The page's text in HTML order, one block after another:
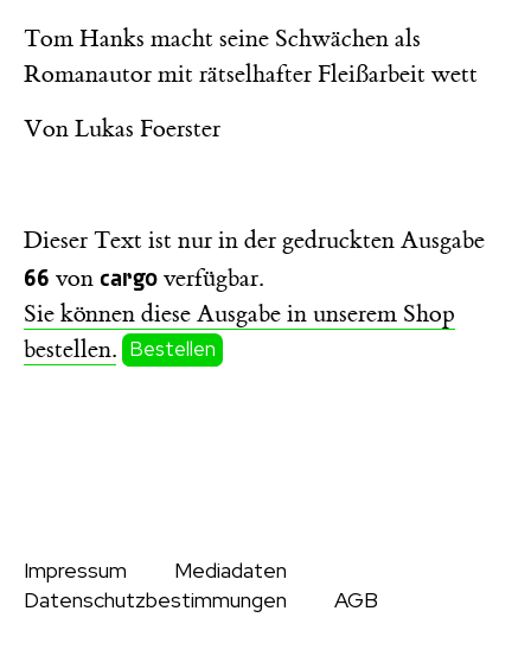
Tom Hanks macht seine Schwächen als
Romanautor mit rätselhafter Fleißarbeit wett
Von Lukas Foerster
Dieser Text ist nur in der gedruckten Ausgabe
66 von cargo verfügbar.
Sie können diese Ausgabe in unserem Shop
bestellen. Bestellen
Impressum
Mediadaten
Datenschutzbestimmungen
AGB